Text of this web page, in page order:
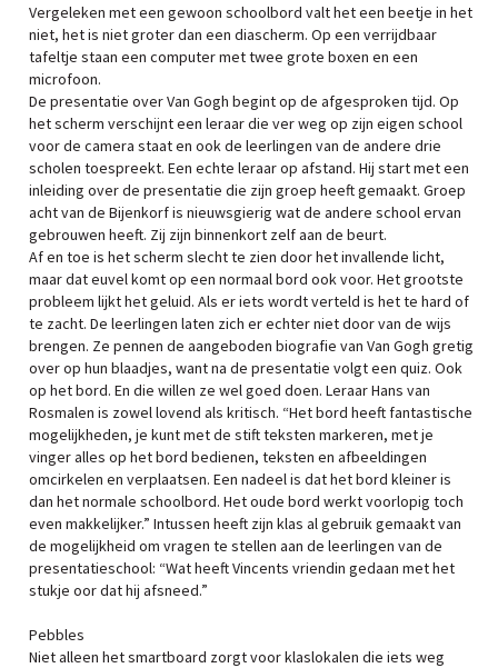
Vergeleken met een gewoon schoolbord valt het een beetje in het
niet, het is niet groter dan een diascherm. Op een verrijdbaar
tafeltje staan een computer met twee grote boxen en een
microfoon.
De presentatie over Van Gogh begint op de afgesproken tijd. Op
het scherm verschijnt een leraar die ver weg op zijn eigen school
voor de camera staat en ook de leerlingen van de andere drie
scholen toespreekt. Een echte leraar op afstand. Hij start met een
inleiding over de presentatie die zijn groep heeft gemaakt. Groep
acht van de Bijenkorf is nieuwsgierig wat de andere school ervan
gebrouwen heeft. Zij zijn binnenkort zelf aan de beurt.
Af en toe is het scherm slecht te zien door het invallende licht,
maar dat euvel komt op een normaal bord ook voor. Het grootste
probleem lijkt het geluid. Als er iets wordt verteld is het te hard of
te zacht. De leerlingen laten zich er echter niet door van de wijs
brengen. Ze pennen de aangeboden biografie van Van Gogh gretig
over op hun blaadjes, want na de presentatie volgt een quiz. Ook
op het bord. En die willen ze wel goed doen. Leraar Hans van
Rosmalen is zowel lovend als kritisch. “Het bord heeft fantastische
mogelijkheden, je kunt met de stift teksten markeren, met je
vinger alles op het bord bedienen, teksten en afbeeldingen
omcirkelen en verplaatsen. Een nadeel is dat het bord kleiner is
dan het normale schoolbord. Het oude bord werkt voorlopig toch
even makkelijker.” Intussen heeft zijn klas al gebruik gemaakt van
de mogelijkheid om vragen te stellen aan de leerlingen van de
presentatieschool: “Wat heeft Vincents vriendin gedaan met het
stukje oor dat hij afsneed.”
Pebbles
Niet alleen het smartboard zorgt voor klaslokalen die iets weg